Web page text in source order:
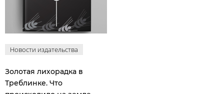
Новости издательства
Золотая лихорадка в
Треблинке. Что